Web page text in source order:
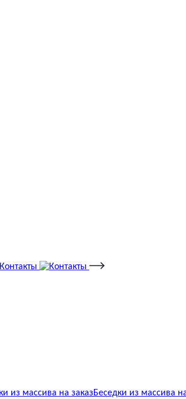
Контакты
Беседки из массива